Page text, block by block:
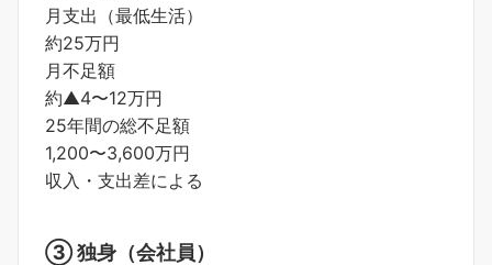
月支出（最低生活）
約25万円
月不足額
約▲4〜12万円
25年間の総不足額
1,200〜3,600万円
収入・支出差による
③ 独身（会社員）